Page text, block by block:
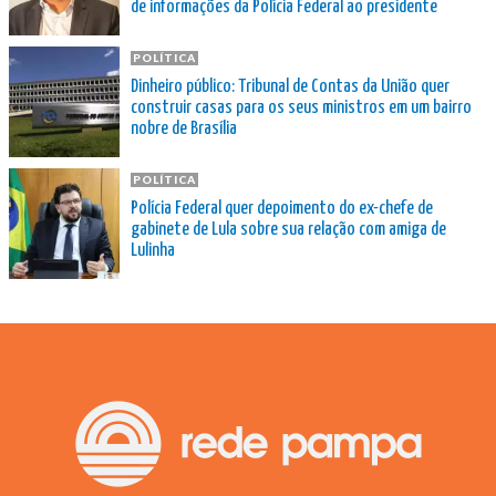
de informações da Polícia Federal ao presidente
POLÍTICA
Dinheiro público: Tribunal de Contas da União quer
construir casas para os seus ministros em um bairro
nobre de Brasília
POLÍTICA
Polícia Federal quer depoimento do ex-chefe de
gabinete de Lula sobre sua relação com amiga de
Lulinha